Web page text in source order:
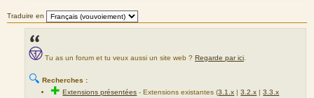
Traduire en
Tu as un forum et tu veux aussi un site web ? Regarde par ici
🔍 Recherches :
✚Extensions présentées -Extensions existantes (3.1.x |3.2.x |3.3.x